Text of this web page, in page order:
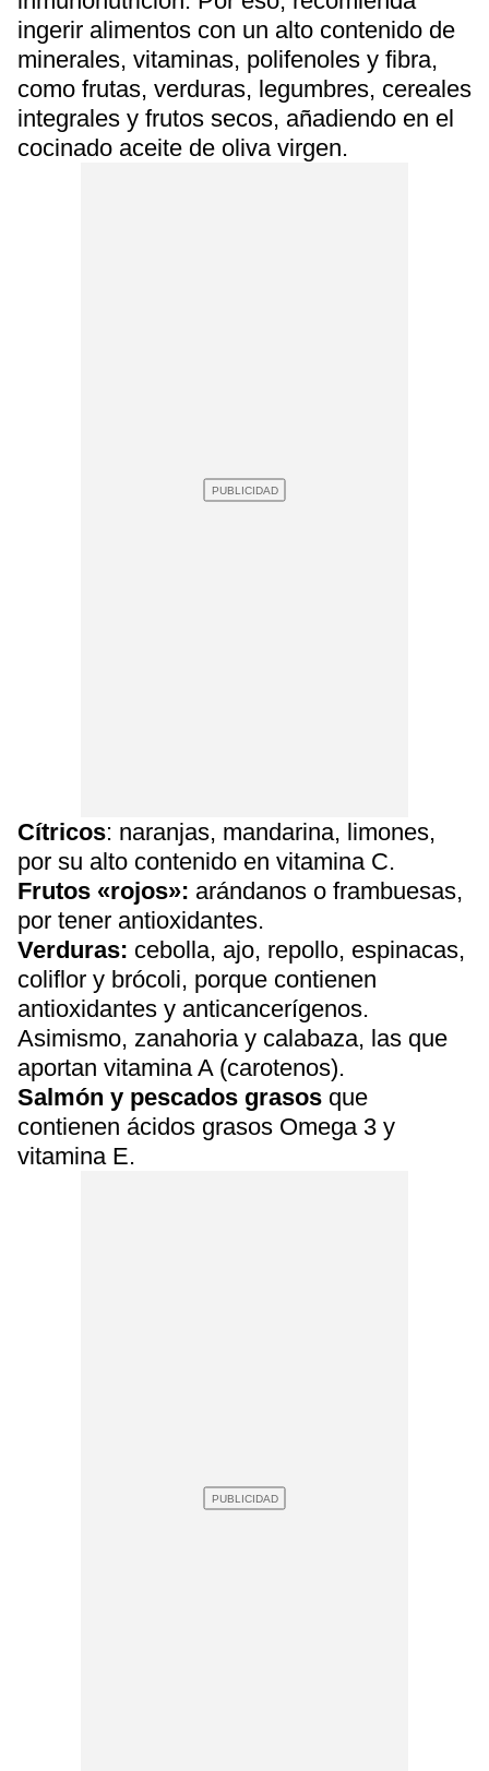
ingerir alimentos con un alto contenido de
minerales, vitaminas, polifenoles y fibra,
como frutas, verduras, legumbres, cereales
integrales y frutos secos, añadiendo en el
cocinado aceite de oliva virgen.
Cítricos: naranjas, mandarina, limones,
por su alto contenido en vitamina C.
Frutos «rojos»: arándanos o frambuesas,
por tener antioxidantes.
Verduras: cebolla, ajo, repollo, espinacas,
coliflor y brócoli, porque contienen
antioxidantes y anticancerígenos.
Asimismo, zanahoria y calabaza, las que
aportan vitamina A (carotenos).
Salmón y pescados grasos que
contienen ácidos grasos Omega 3 y
vitamina E.